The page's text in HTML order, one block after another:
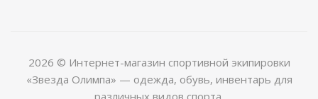
2026 © Интернет-магазин спортивной экипировки
«Звезда Олимпа» — одежда, обувь, инвентарь для
различных видов спорта.